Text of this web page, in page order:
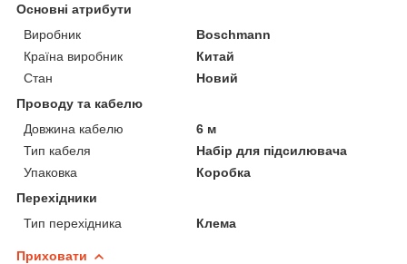
Основні атрибути
Виробник
Boschmann
Країна виробник
Китай
Стан
Новий
Проводу та кабелю
Довжина кабелю
6 м
Тип кабеля
Набір для підсилювача
Упаковка
Коробка
Перехідники
Тип перехідника
Клема
Приховати